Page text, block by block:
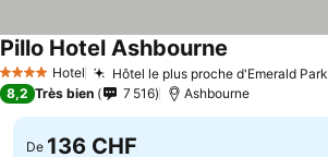
4 Étoiles Hotel Hôtel le plus proche d'Emerald Park
Pillo Hotel Ashbourne
8,2 Très bien 7 516 Ashbourne
De 136 CHF